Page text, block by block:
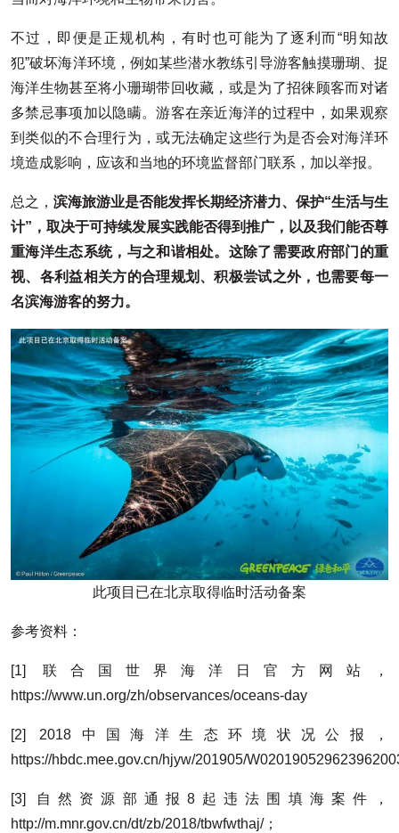
不过，即便是正规机构，有时也可能为了逐利而“明知故
犯”破坏海洋环境，例如某些潜水教练引导游客触摸珊瑚、捉
海洋生物甚至将小珊瑚带回收藏，或是为了招徕顾客而对诸
多禁忌事项加以隐瞒。游客在亲近海洋的过程中，如果观察
到类似的不合理行为，或无法确定这些行为是否会对海洋环
境造成影响，应该和当地的环境监督部门联系，加以举报。
总之， 滨海旅游业是否能发挥长期经济潜力、保护“生活与生
计”，取决于可持续发展实践能否得到推广，以及我们能否尊
重海洋生态系统，与之和谐相处。这除了需要政府部门的重
视、各利益相关方的合理规划、积极尝试之外，也需要每一
名滨海游客的努力。
此项目已在北京取得临时活动备案
参考资料：
[1] 联合国世界海洋日官方网站，
https://www.un.org/zh/observances/oceans-day
[2] 2018中国海洋生态环境状况公报，
https://hbdc.mee.gov.cn/hjyw/201905/
[3] 自然资源部通报8起违法围填海案件，
http://m.mnr.gov.cn/dt/zb/2018/tbwfwthaj/；